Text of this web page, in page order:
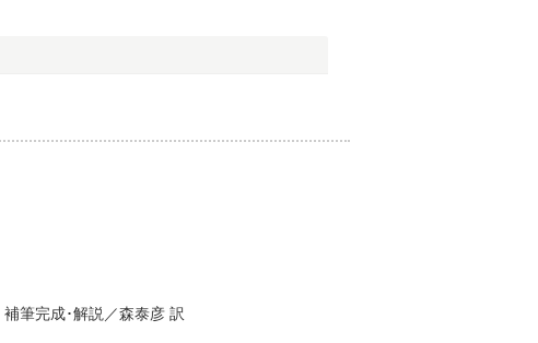
補筆完成･解説／森泰彦 訳